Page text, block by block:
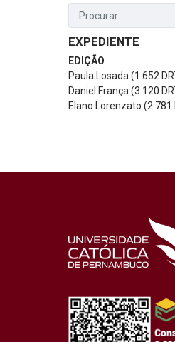
EXPEDIENTE
EDIÇÃO:
Paula Losada (1.652
Daniel França (3.120
Elano Lorenzato (2.781